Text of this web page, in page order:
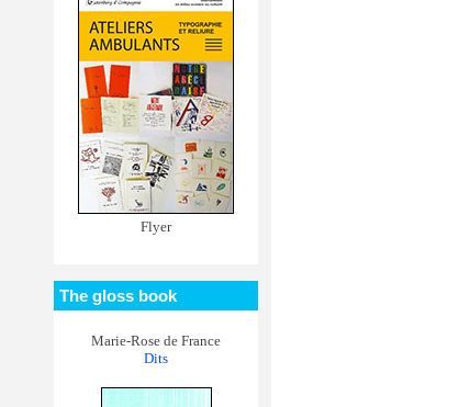
Flyer
The gloss book
Marie-Rose de France
Dits